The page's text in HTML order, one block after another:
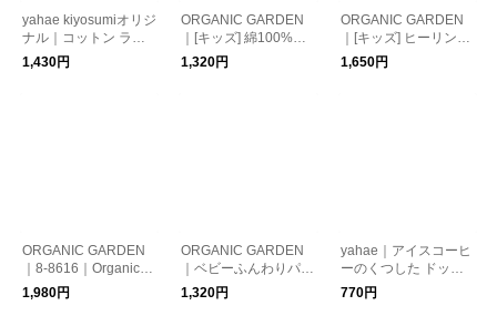
yahae kiyosumiオリジ
ナル｜コットン ライ
ンリブパイル - KIDS
【靴下 ソックス】
1,430円
ORGANIC GARDEN
｜[キッズ] 綿100%の
リブソックス
1,320円
ORGANIC GARDEN
｜[キッズ] ヒーリンサ
ポートパイルソックス
1,650円
ORGANIC GARDEN
｜8-8616｜OrganicC
otton ふわふわベビー
ウォーマー
1,980円
ORGANIC GARDEN
｜ベビーふんわりパイ
ルソックス
1,320円
yahae｜アイスコーヒ
ーのくつした ドッ
ト・ニワトリ【ギフ
ト】【生活雑貨】
770円